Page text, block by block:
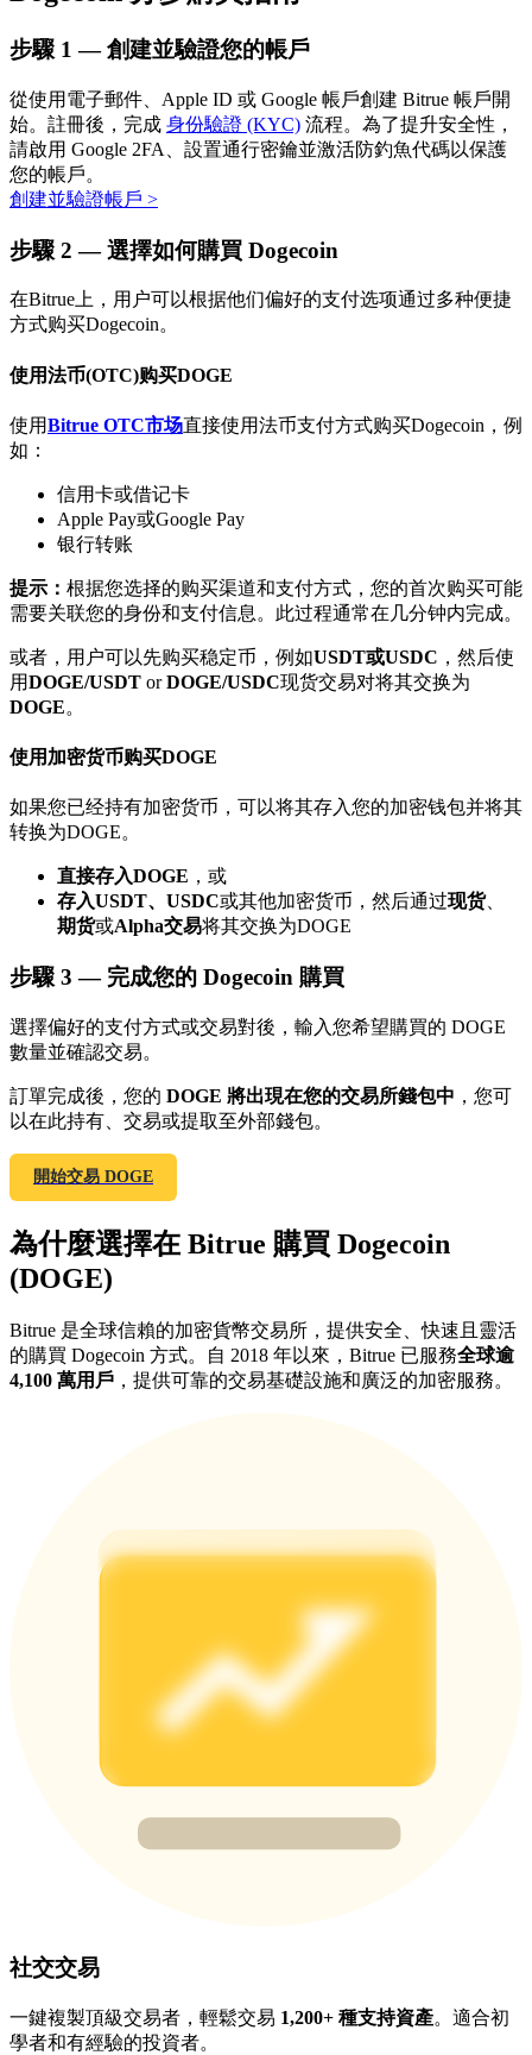
學習理財
了解如何賺取穩定收入
Bitrue AI
合夥人計劃
Bitrue渠道合伙人
最高達65%佣金！
邀请好友
邀請朋友獲得現金獎勵
BTC 專享獎勵
充值並交易BTC瓜分 25,000 USDT 獎池！
充值CASHCAT & 赢取
註冊&交易贏 500,000 USDT
步驟 1 —創建並驗證您的帳戶
從使用電子郵件、Apple ID 或 Google 帳戶創建 Bitrue 帳戶開
始。註冊後，完成 身份驗證 (KYC) 流程。為了提升安全性，
請啟用 Google 2FA、設置通行密鑰並激活防釣魚代碼以保護
您的帳戶。
創建並驗證帳戶 >
步驟 2 — 選擇如何購買 Dogecoin
在Bitrue上，用户可以根据他们偏好的支付选项通过多种便捷
方式购买Dogecoin。
使用法币(OTC)购买DOGE
使用Bitrue OTC市场直接使用法币支付方式购买Dogecoin，例
如：
信用卡或借记卡
Apple Pay或Google Pay
银行转账
提示： 根据您选择的购买渠道和支付方式，您的首次购买可能
需要关联您的身份和支付信息。此过程通常在几分钟内完成。
或者，用户可以先购买稳定币，例如USDT或USDC ，然后使
用DOGE/USDT orDOGE/USDC现货交易对将其交换为
DOGE。
使用加密货币购买DOGE
如果您已经持有加密货币，可以将其存入您的加密钱包并将其
转换为DOGE。
直接存入DOGE ，或
存入USDT、USDC或其他加密货币，然后通过现货、
期货或Alpha交易将其交换为DOGE
步驟 3 — 完成您的 Dogecoin 購買
選擇偏好的支付方式或交易對後，輸入您希望購買的 DOGE
數量並確認交易。
訂單完成後，您的 DOGE 將出現在您的交易所錢包中 ，您可
以在此持有、交易或提取至外部錢包。
開始交易 DOGE
為什麼選擇在 Bitrue 購買 Dogecoin
(DOGE)
Bitrue 是全球信賴的加密貨幣交易所，提供安全、快速且靈活
的購買 Dogecoin 方式。自 2018 年以來，Bitrue 已服務全球逾
4,100 萬用戶 ，提供可靠的交易基礎設施和廣泛的加密服務。
社交交易
一鍵複製頂級交易者，輕鬆交易 1,200+ 種支持資產。適合初
學者和有經驗的投資者。